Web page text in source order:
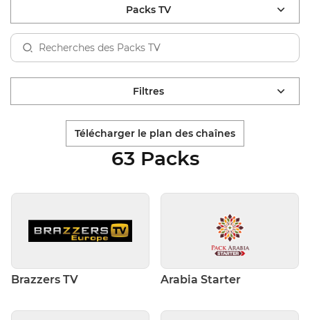
Packs TV
Filtres
Télécharger le plan des chaînes
63 Packs
Brazzers TV Arabia Starter